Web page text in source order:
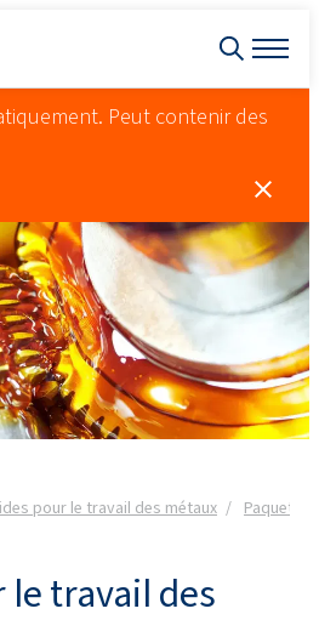
Peut contenir des
pour le travail des métaux Paquets
le travail des